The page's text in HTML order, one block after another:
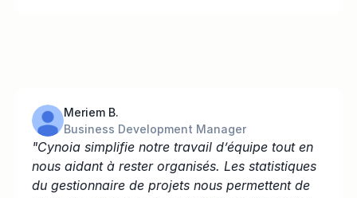
Meriem B.
Business Development Manager
"Cynoia simplifie notre travail d’équipe tout en
nous aidant à rester organisés. Les statistiques
du gestionnaire de projets nous permettent de